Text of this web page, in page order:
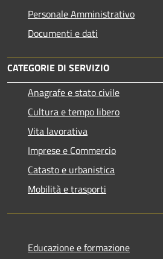
Personale Amministrativo
Documenti e dati
CATEGORIE DI SERVIZIO
Anagrafe e stato civile
Cultura e tempo libero
Vita lavorativa
Imprese e Commercio
Catasto e urbanistica
Mobilità e trasporti
Educazione e formazione